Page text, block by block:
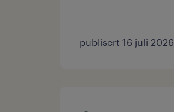
publisert 16 juli 2026